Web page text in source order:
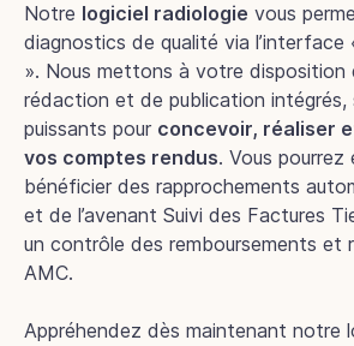
Notre logiciel radiologie vous
diagnostics de qualité via l’interface
». Nous mettons à votre disposition
rédaction et de publication intégrés,
puissants pour concevoir, réaliser
vos comptes rendus. Vous pourrez
bénéficier des rapprochements
et de l’avenant Suivi des Factures
un contrôle des remboursements et
AMC.
Appréhendez dès maintenant notre